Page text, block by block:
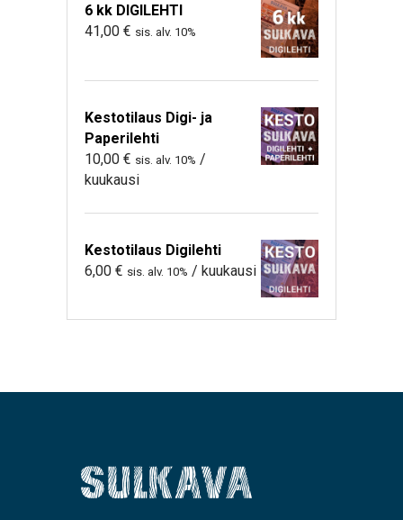
6 kk DIGILEHTI
41,00 € sis. alv. 10%
Kestotilaus Digi- ja
Paperilehti
10,00 € sis. alv. 10% /
kuukausi
Kestotilaus Digilehti
6,00 € sis. alv. 10% / kuukausi